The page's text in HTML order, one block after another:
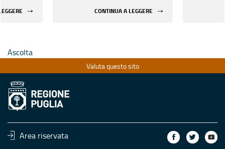
CONTINUA A LEGGERE
Ascolta
Valuta questo sito
Area riservata